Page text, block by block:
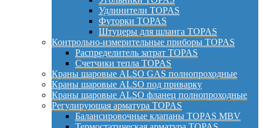
Удлинители TOPAS
Футорки TOPAS
Штуцеры для шланга TOPAS
Контрольно-измерительные приборы TOPAS
Распределитель затрат TOPAS
Счетчики тепла TOPAS
Краны шаровые ALSO GAS полнопроходные
Краны шаровые ALSO под приварку
Краны шаровые ALSO фланец полнопроходные
Регулирующая арматура TOPAS
Балансировочные клапаны TOPAS MBV